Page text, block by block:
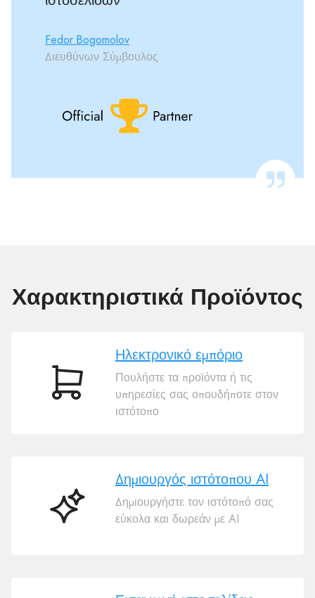
Fedor Bogomolov
Διευθύνων Σύμβουλος
Χαρακτηριστικά Προϊόντος
Ηλεκτρονικό
Ηλεκτρονικό εμπόριο
Πουλήστε τα προϊόντα ή τις
υπηρεσίες σας οπουδήποτε στον
ιστότοπο
Δημιουργός
Δημιουργός ιστότοπου AI
Δημιουργήστε τον ιστότοπό σας
εύκολα και δωρεάν με AI